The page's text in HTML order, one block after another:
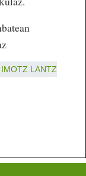
IMOTZ LANTZ